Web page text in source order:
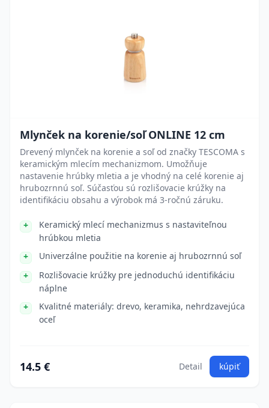
Mlynček na korenie/soľ ONLINE 12 cm
Drevený mlynček na korenie a soľ od značky TESCOMA s
keramickým mlecím mechanizmom. Umožňuje
nastavenie hrúbky mletia a je vhodný na celé korenie aj
hrubozrnnú soľ. Súčasťou sú rozlišovacie krúžky na
identifikáciu obsahu a výrobok má 3-ročnú záruku.
Keramický mlecí mechanizmus s nastaviteľnou
hrúbkou mletia
Univerzálne použitie na korenie aj hrubozrnnú soľ
Rozlišovacie krúžky pre jednoduchú identifikáciu
náplne
Kvalitné materiály: drevo, keramika, nehrdzavejúca
oceľ
14.5 € Detail kúpiť